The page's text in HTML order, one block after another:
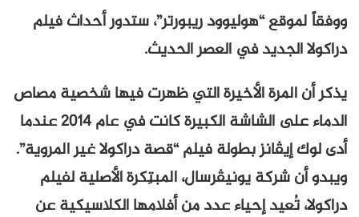
ووفقاً لموقع “هوليوود ريبورتر”، ستدور أحداث فيلم
دراكولا الجديد في العصر الحديث.
يذكر أن المرة الأخيرة التي ظهرت فيها شخصية مصاص
الدماء على الشاشة الكبيرة كانت في عام 2014 عندما
أدى لوك إيڤانز بطولة فيلم “قصة دراكولا غير المروية”.
ويبدو أن شركة يونيڤرسال، المبتِكرة الأصلية لفيلم
دراكولا، تُعيد إحياء عدد من أفلامها الكلاسيكية عن